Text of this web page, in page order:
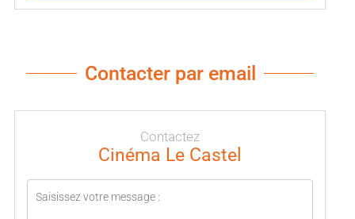
Contacter par email
Contactez
Cinéma Le Castel